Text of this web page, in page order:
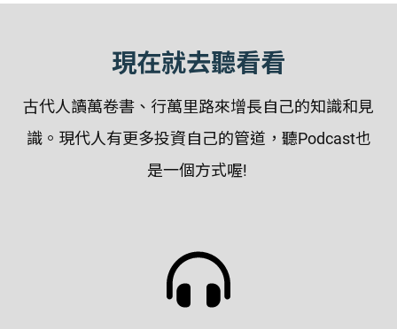
現在就去聽看看
古代人讀萬卷書、行萬里路來增長自己的知識和見
識。現代人有更多投資自己的管道，聽Podcast也
是一個方式喔!